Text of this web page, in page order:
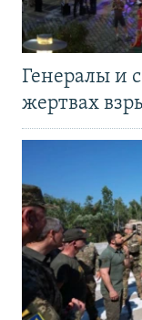
Генералы и
жертвах